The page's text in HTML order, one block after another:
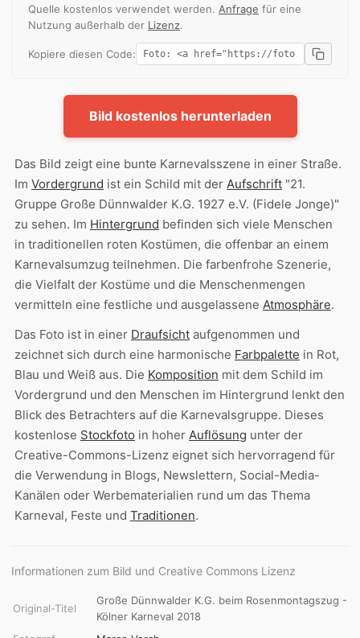
Quelle kostenlos verwendet werden. Anfrage für eine
Nutzung außerhalb der Lizenz.
Kopiere diesen Code:
Bild kostenlos herunterladen
Das Bild zeigt eine bunte Karnevalsszene in einer Straße.
Im Vordergrund ist ein Schild mit der Aufschrift "21.
Gruppe Große Dünnwalder K.G. 1927 e.V. (Fidele Jonge)"
zu sehen. Im Hintergrund befinden sich viele Menschen
in traditionellen roten Kostümen, die offenbar an einem
Karnevalsumzug teilnehmen. Die farbenfrohe Szenerie,
die Vielfalt der Kostüme und die Menschenmengen
vermitteln eine festliche und ausgelassene Atmosphäre.
Das Foto ist in einer Draufsicht aufgenommen und
zeichnet sich durch eine harmonische Farbpalette in Rot,
Blau und Weiß aus. Die Komposition mit dem Schild im
Vordergrund und den Menschen im Hintergrund lenkt den
Blick des Betrachters auf die Karnevalsgruppe. Dieses
kostenlose Stockfoto in hoher Auflösung unter der
Creative-Commons-Lizenz eignet sich hervorragend für
die Verwendung in Blogs, Newslettern, Social-Media-
Kanälen oder Werbematerialien rund um das Thema
Karneval, Feste und Traditionen.
Informationen zum Bild und Creative Commons Lizenz
Original-Titel
Große Dünnwalder K.G. beim Rosenmontagszug -
Kölner Karneval 2018